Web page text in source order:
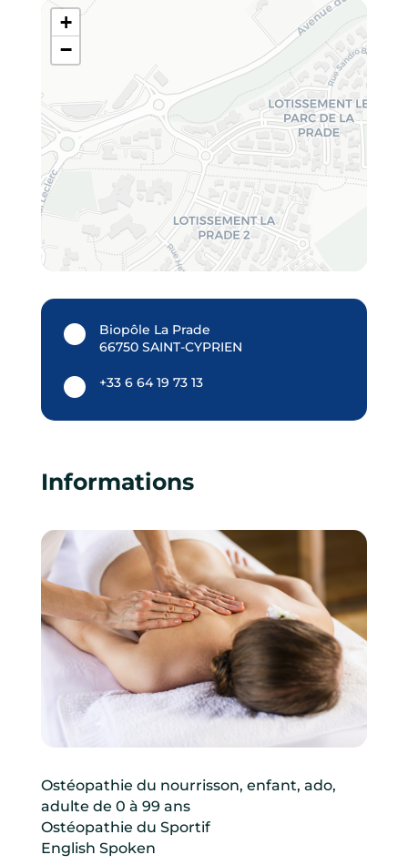
+
−
Biopôle La Prade
66750 SAINT-CYPRIEN
+33 6 64 19 73 13
Informations
Ostéopathie du nourrisson, enfant, ado,
adulte de 0 à 99 ans
Ostéopathie du Sportif
English Spoken